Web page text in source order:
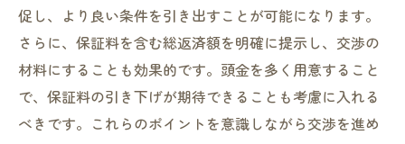
促し、より良い条件を引き出すことが可能になります。
さらに、保証料を含む総返済額を明確に提示し、交渉の
材料にすることも効果的です。頭金を多く用意すること
で、保証料の引き下げが期待できることも考慮に入れる
べきです。これらのポイントを意識しながら交渉を進め